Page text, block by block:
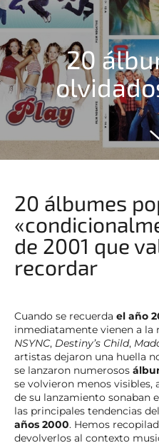
20
20 álbumes
de 2001 que
recordar
Cuando se recuerda el año
inmediatamente vienen a
NSYNC, Destiny’s Child,
artistas dejaron una huella
se lanzaron numerosos
se volvieron menos
de su lanzamiento sonaban
las principales tendencias del
años 2000. Hemos
devolverlos al contexto